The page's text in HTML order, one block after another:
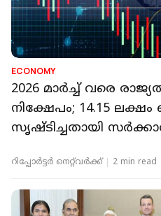
ECONOMY
2026 മാര്‍ച്ച് വരെ
നിക്ഷേപം; 14.15
സൃഷ്ടിച്ചതായി
റിപ്പോർട്ടർ നെറ്റ്‌വര്‍ക്ക്‌ 2 min read